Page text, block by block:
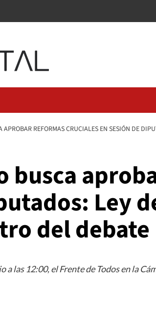
APROBAR REFORMAS CRUCIALES EN SESIÓN DE
busca
Ley
del debate
a las 12:00, el Frente de Todos en la